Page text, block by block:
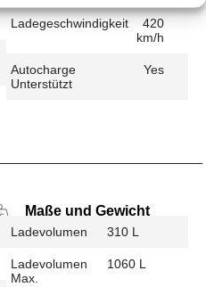
Ladegeschwindigkeit
420
km/h
Autocharge
Unterstützt
Yes
Maße und Gewicht
Ladevolumen 310 L
Ladevolumen
Max.
1060 L